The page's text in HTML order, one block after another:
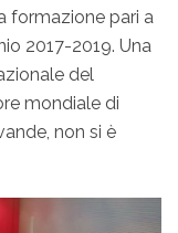
formazione pari a
2017-2019. Una
del
mondiale di
non si è